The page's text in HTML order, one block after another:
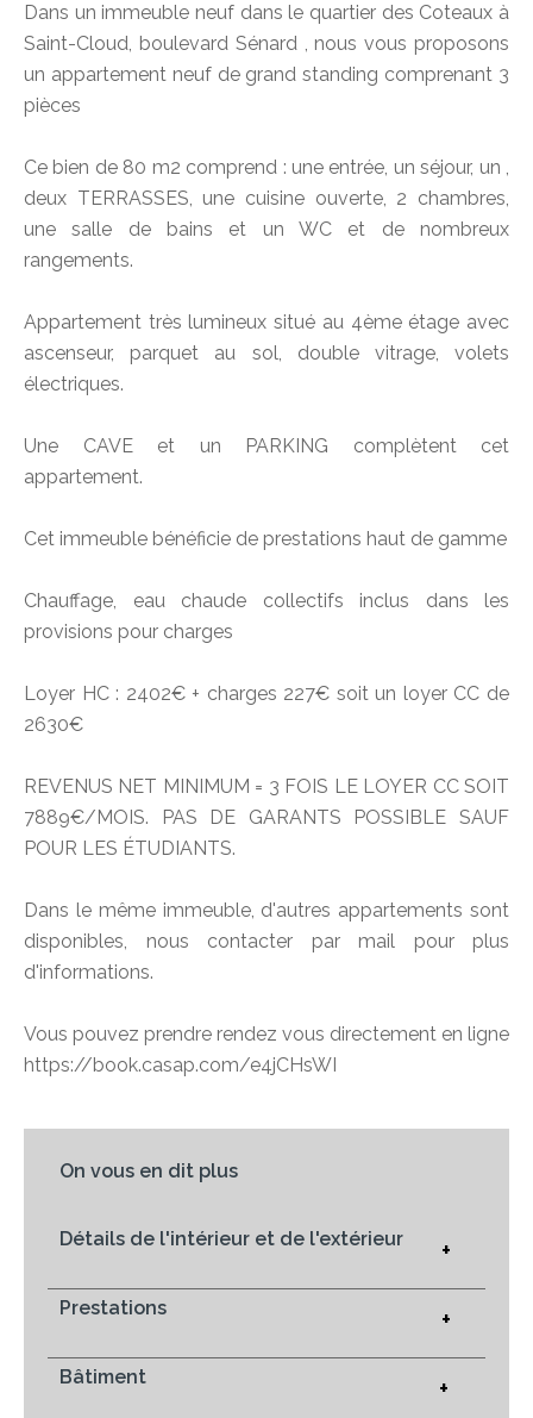
Dans un immeuble neuf dans le quartier des Coteaux à
Saint-Cloud, boulevard Sénard , nous vous proposons
un appartement neuf de grand standing comprenant 3
pièces
Ce bien de 80 m2 comprend : une entrée, un séjour, un ,
deux TERRASSES, une cuisine ouverte, 2 chambres,
une salle de bains et un WC et de nombreux
rangements.
Appartement très lumineux situé au 4ème étage avec
ascenseur, parquet au sol, double vitrage, volets
électriques.
Une CAVE et un PARKING complètent cet
appartement.
Cet immeuble bénéficie de prestations haut de gamme
Chauffage, eau chaude collectifs inclus dans les
provisions pour charges
Loyer HC : 2402€ + charges 227€ soit un loyer CC de
2630€
REVENUS NET MINIMUM = 3 FOIS LE LOYER CC SOIT
7889€/MOIS. PAS DE GARANTS POSSIBLE SAUF
POUR LES ÉTUDIANTS.
Dans le même immeuble, d'autres appartements sont
disponibles, nous contacter par mail pour plus
d'informations.
Vous pouvez prendre rendez vous directement en ligne
https://book.casap.com/e4jCHsWI
On vous en dit plus
Détails de l'intérieur et de l'extérieur +
Prestations +
Bâtiment +